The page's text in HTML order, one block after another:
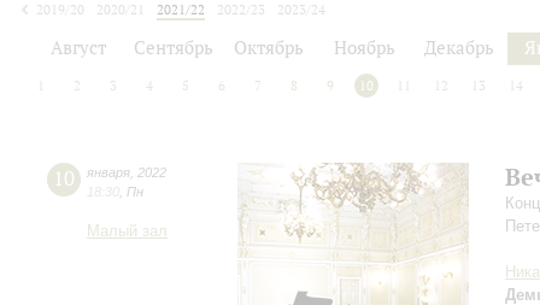
2019/20
2020/21 2021/22 2022/23
2023/24
Август Сентябрь Октябрь Ноябрь Декабрь
1 2 3 4 5 6 7 8 9 10 12 13 14
10 января 2022
18:30 Пн
Малый зал